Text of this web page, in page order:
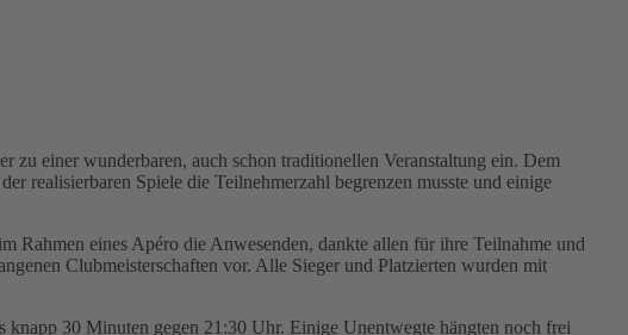
zu einer wunderbaren, auch schon traditionellen Veranstaltung ein. Dem
realisierbaren Spiele die Teilnehmerzahl begrenzen musste und einige
Rahmen eines Apéro die Anwesenden, dankte allen für ihre Teilnahme und
Clubmeisterschaften vor. Alle Sieger und Platzierten wurden mit
30 Minuten gegen 21:30 Uhr. Einige Unentwegte hängten noch frei